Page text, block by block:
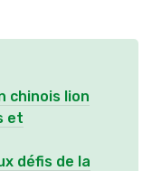
chinois lion
et
défis de la